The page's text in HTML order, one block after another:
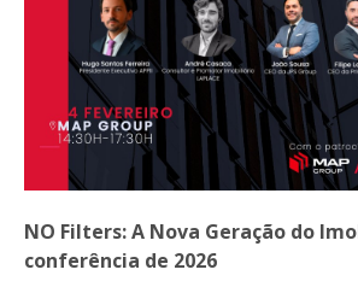
NO Filters: A Nova Geração do
conferência de 2026